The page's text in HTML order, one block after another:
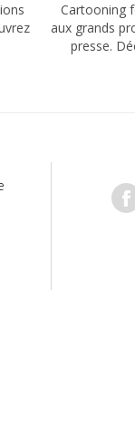
Cartooning
aux grands
presse.